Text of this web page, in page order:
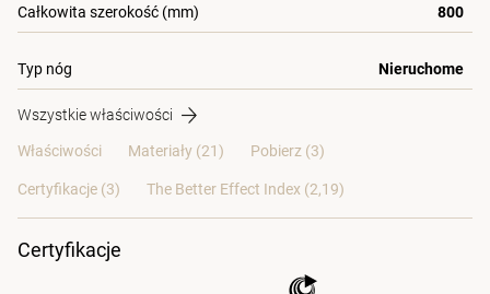
Całkowita szerokość (mm) 800
Typ nóg Nieruchome
Wszystkie właściwości
Właściwości Materiały (21) Pobierz (3)
Certyfikacje (3) The Better Effect Index (2,19)
Certyfikacje